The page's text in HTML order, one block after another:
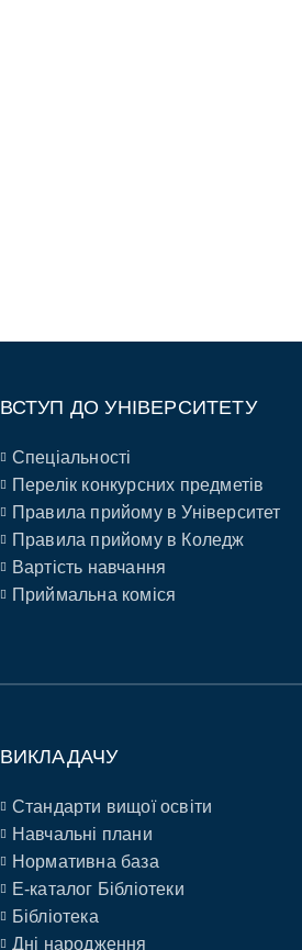
ВСТУП ДО УНІВЕРСИТЕТУ
Спеціальності
Перелік конкурсних предметів
Правила прийому в Університет
Правила прийому в Коледж
Вартість навчання
Приймальна коміся
ВИКЛАДАЧУ
Стандарти вищої освіти
Навчальні плани
Нормативна база
E-каталог Бібліотеки
Бібліотека
Дні народження